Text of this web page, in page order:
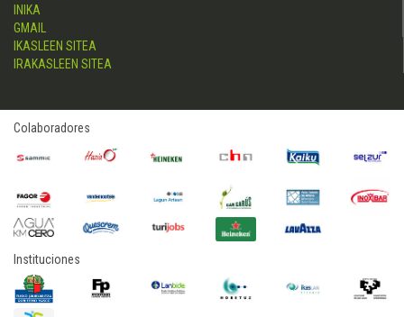
INIKA
GMAIL
IKASLEEN SITEA
IRAKASLEEN SITEA
Colaboradores
Instituciones